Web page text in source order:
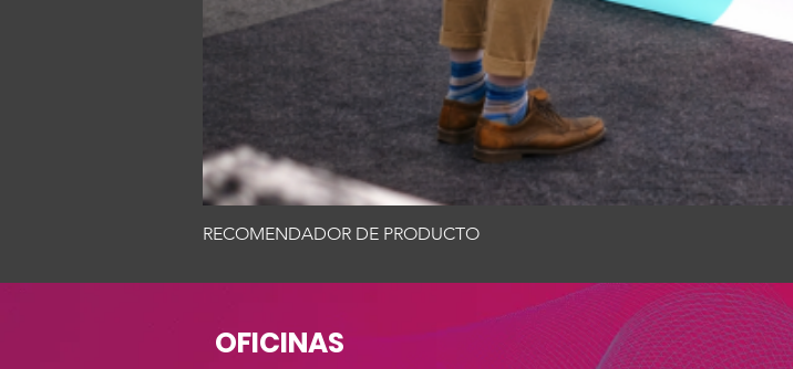
RECOMENDADOR DE PRODUCTO
OFICINAS